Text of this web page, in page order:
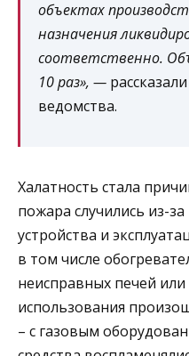
объектах
назначения
соответственно.
10 раз», —
ведомства.
Халатность стала
пожара случились из-
устройства и
в том числе
неисправных печей
использования
– с газовым